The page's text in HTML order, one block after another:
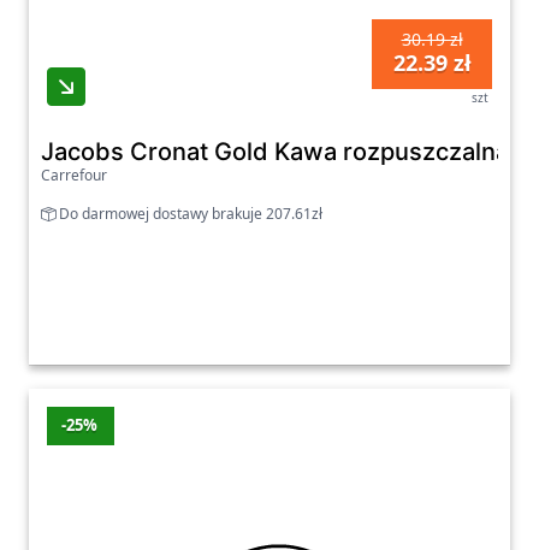
30.19 zł
22.39 zł
szt
Jacobs Cronat Gold Kawa rozpuszczalna
Carrefour
Do darmowej dostawy brakuje 207.61zł
-25%